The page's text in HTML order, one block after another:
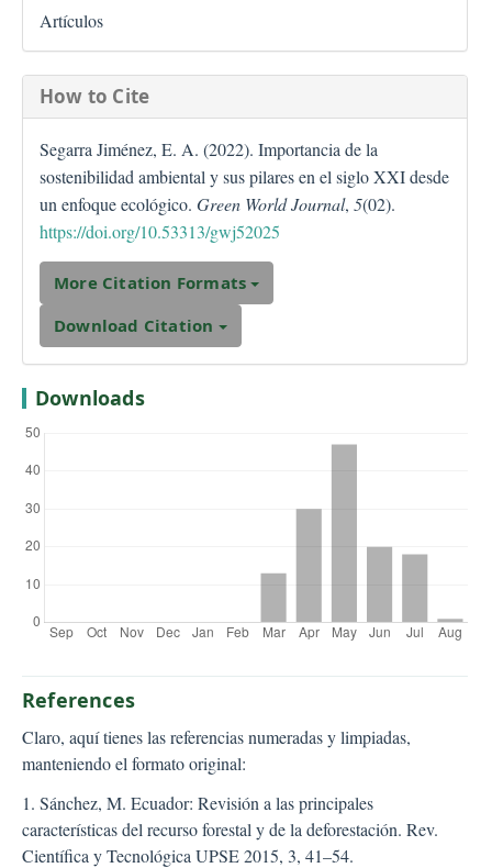
Artículos
How to Cite
Segarra Jiménez, E. A. (2022). Importancia de la
sostenibilidad ambiental y sus pilares en el siglo XXI desde
un enfoque ecológico. Green World Journal, 5(02).
https://doi.org/10.53313/gwj52025
More Citation Formats
Download Citation
Downloads
References
Claro, aquí tienes las referencias numeradas y limpiadas,
manteniendo el formato original:
1. Sánchez, M. Ecuador: Revisión a las principales
características del recurso forestal y de la deforestación. Rev.
Científica y Tecnológica UPSE 2015, 3, 41–54.